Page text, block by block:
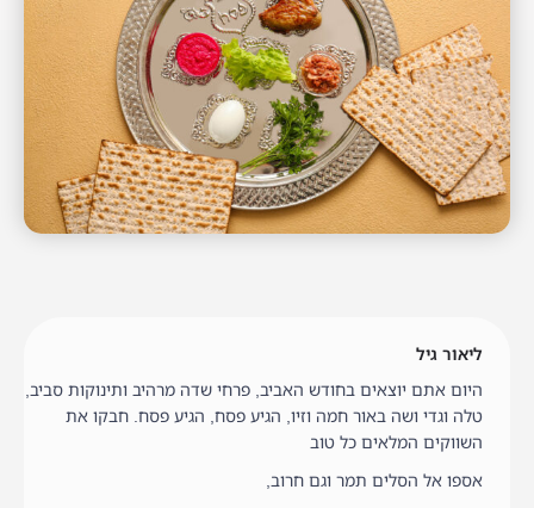
ליאור גיל
היום אתם יוצאים בחודש האביב, פרחי שדה מרהיב ותינוקות סביב,
טלה וגדי ושה באור חמה וזיו, הגיע פסח, הגיע פסח. חבקו את
השווקים המלאים כל טוב
אספו אל הסלים תמר וגם חרוב,